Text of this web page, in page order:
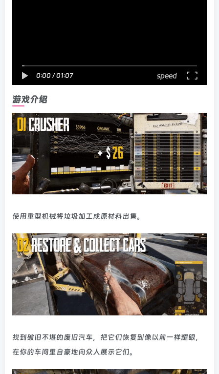
0:00 /01:07 speed
游戏介绍
使用重型机械将垃圾加工成原材料出售。
找到破旧不堪的废旧汽车，把它们恢复到像以前一样耀眼，
在你的车间里自豪地向众人展示它们。